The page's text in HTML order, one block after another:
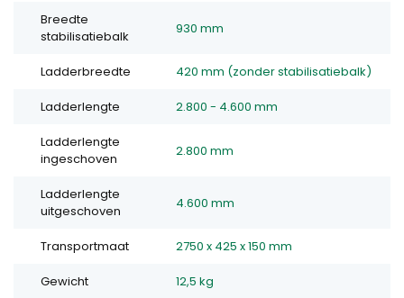
Breedte
stabilisatiebalk
930 mm
Ladderbreedte 420 mm (zonder stabilisatiebalk)
Ladderlengte 2.800 - 4.600 mm
Ladderlengte
ingeschoven
2.800 mm
Ladderlengte
uitgeschoven
4.600 mm
Transportmaat 2750 x 425 x 150 mm
Gewicht 12,5 kg